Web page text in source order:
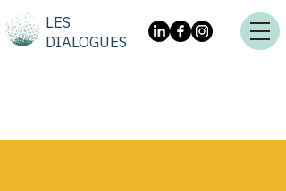
LES
DIALOGUES